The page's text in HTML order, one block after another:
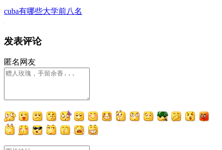
cuba有哪些大学前八名
发表评论
匿名网友